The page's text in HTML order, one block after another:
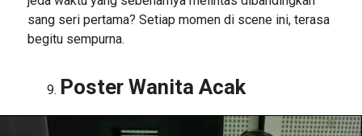
sang seri pertama? Setiap momen di scene ini, terasa
begitu sempurna.
Poster Wanita Acak